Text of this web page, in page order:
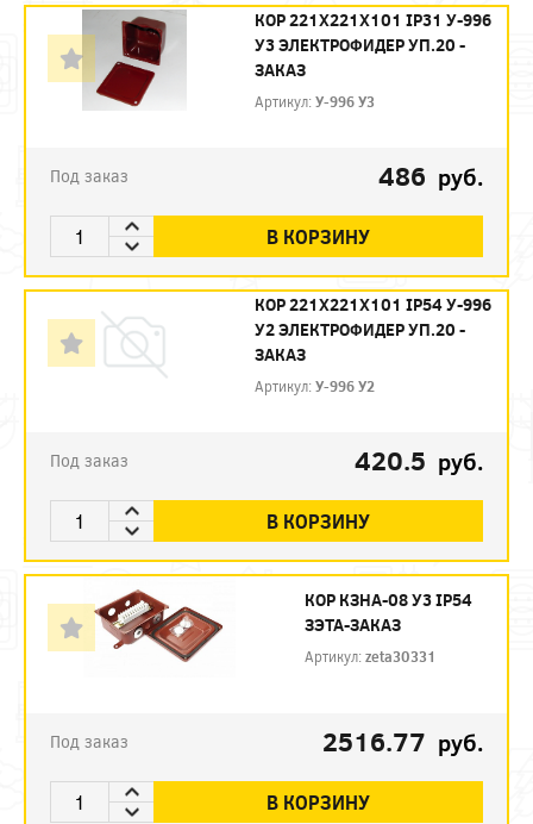
КОР 221Х221Х101 IP31 У-996
У3 ЭЛЕКТРОФИДЕР УП.20 -
ЗАКАЗ
Артикул:У-996 У3
Под заказ 486 руб.
В КОРЗИНУ
КОР 221Х221Х101 IP54 У-996
У2 ЭЛЕКТРОФИДЕР УП.20 -
ЗАКАЗ
Артикул:У-996 У2
Под заказ 420.5 руб.
В КОРЗИНУ
КОР КЗНА-08 У3 IP54
ЗЭТА-ЗАКАЗ
Артикул:zeta30331
Под заказ 2516.77 руб.
В КОРЗИНУ